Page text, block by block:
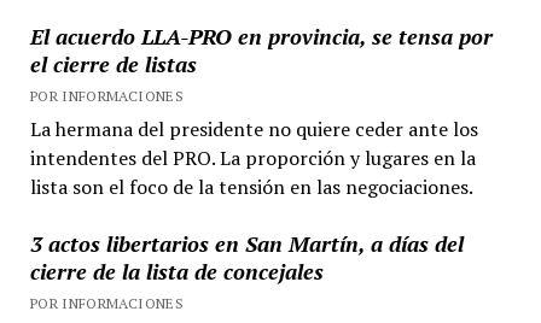
El acuerdo LLA-PRO en provincia, se tensa por
el cierre de listas
POR INFORMACIONES
La hermana del presidente no quiere ceder ante los
intendentes del PRO. La proporción y lugares en la
lista son el foco de la tensión en las negociaciones.
3 actos libertarios en San Martín, a días del
cierre de la lista de concejales
POR INFORMACIONES